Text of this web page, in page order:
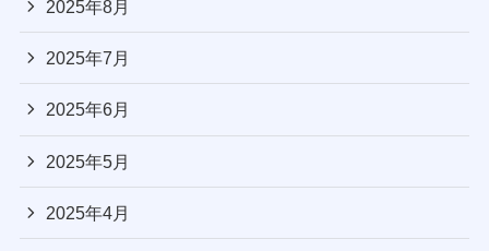
2025年8月
2025年7月
2025年6月
2025年5月
2025年4月